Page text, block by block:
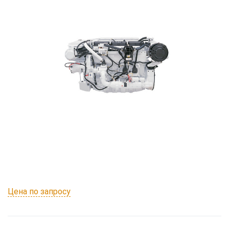
Цена по запросу